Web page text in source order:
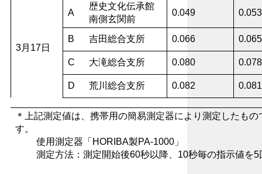
3月17日
A
歴史文化伝承館
南側玄関前
0.049 0.053
B 吉田総合支所 0.066 0.065
C 大滝総合支所 0.080 0.078
D 荒川総合支所 0.082 0.081
＊上記測定値は、 携帯用の簡易測定器により測定したも
す。
使用測定器「HORIBA製PA-1000」
測定方法：測定開始後60秒以降、10秒毎の指示値を5